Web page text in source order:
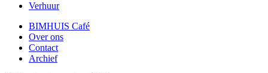
Verhuur
BIMHUIS Café
Over ons
Contact
Archief